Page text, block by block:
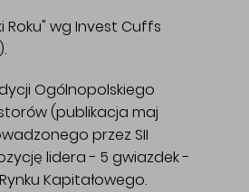
Roku" wg Invest Cuffs
Ogólnopolskiego
(publikacja maj
przez SII
lidera - 5 gwiazdek -
Kapitałowego.